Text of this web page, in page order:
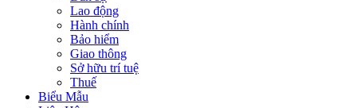
Lao động
Hành chính
Bảo hiểm
Giao thông
Sở hữu trí tuệ
Thuế
Biểu Mẫu